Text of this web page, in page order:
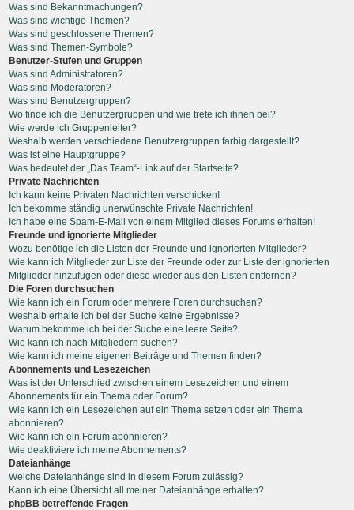
Was sind Bekanntmachungen?
Was sind wichtige Themen?
Was sind geschlossene Themen?
Was sind Themen-Symbole?
Benutzer-Stufen und Gruppen
Was sind Administratoren?
Was sind Moderatoren?
Was sind Benutzergruppen?
Wo finde ich die Benutzergruppen und wie trete ich ihnen bei?
Wie werde ich Gruppenleiter?
Weshalb werden verschiedene Benutzergruppen farbig dargestellt?
Was ist eine Hauptgruppe?
Was bedeutet der „Das Team“-Link auf der Startseite?
Private Nachrichten
Ich kann keine Privaten Nachrichten verschicken!
Ich bekomme ständig unerwünschte Private Nachrichten!
Ich habe eine Spam-E-Mail von einem Mitglied dieses Forums erhalten!
Freunde und ignorierte Mitglieder
Wozu benötige ich die Listen der Freunde und ignorierten Mitglieder?
Wie kann ich Mitglieder zur Liste der Freunde oder zur Liste der ignorierten
Mitglieder hinzufügen oder diese wieder aus den Listen entfernen?
Die Foren durchsuchen
Wie kann ich ein Forum oder mehrere Foren durchsuchen?
Weshalb erhalte ich bei der Suche keine Ergebnisse?
Warum bekomme ich bei der Suche eine leere Seite?
Wie kann ich nach Mitgliedern suchen?
Wie kann ich meine eigenen Beiträge und Themen finden?
Abonnements und Lesezeichen
Was ist der Unterschied zwischen einem Lesezeichen und einem
Abonnements für ein Thema oder Forum?
Wie kann ich ein Lesezeichen auf ein Thema setzen oder ein Thema
abonnieren?
Wie kann ich ein Forum abonnieren?
Wie deaktiviere ich meine Abonnements?
Dateianhänge
Welche Dateianhänge sind in diesem Forum zulässig?
Kann ich eine Übersicht all meiner Dateianhänge erhalten?
phpBB betreffende Fragen